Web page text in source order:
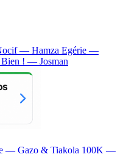
— Hamza Egérie —
Bien ! — Josman
— Gazo & Tiakola 100K —